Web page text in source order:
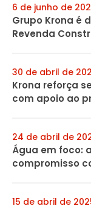
6 de junho de
Grupo Krona é
Revenda
30 de abril de
Krona reforça
com apoio ao
24 de abril de
Água em foco:
compromisso
15 de abril de